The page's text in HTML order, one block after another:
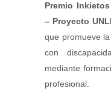
Premio
– Proyecto
que promueve
con
mediante
profesional.